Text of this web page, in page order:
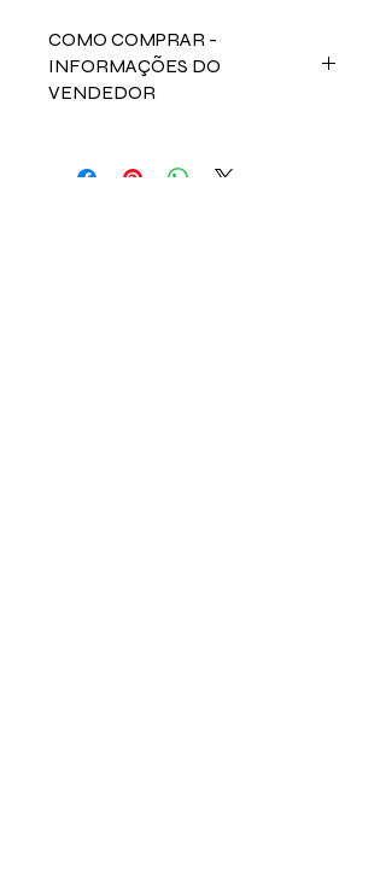
COMO COMPRAR -
INFORMAÇÕES DO
VENDEDOR
fale direto com a vendedora Mayra